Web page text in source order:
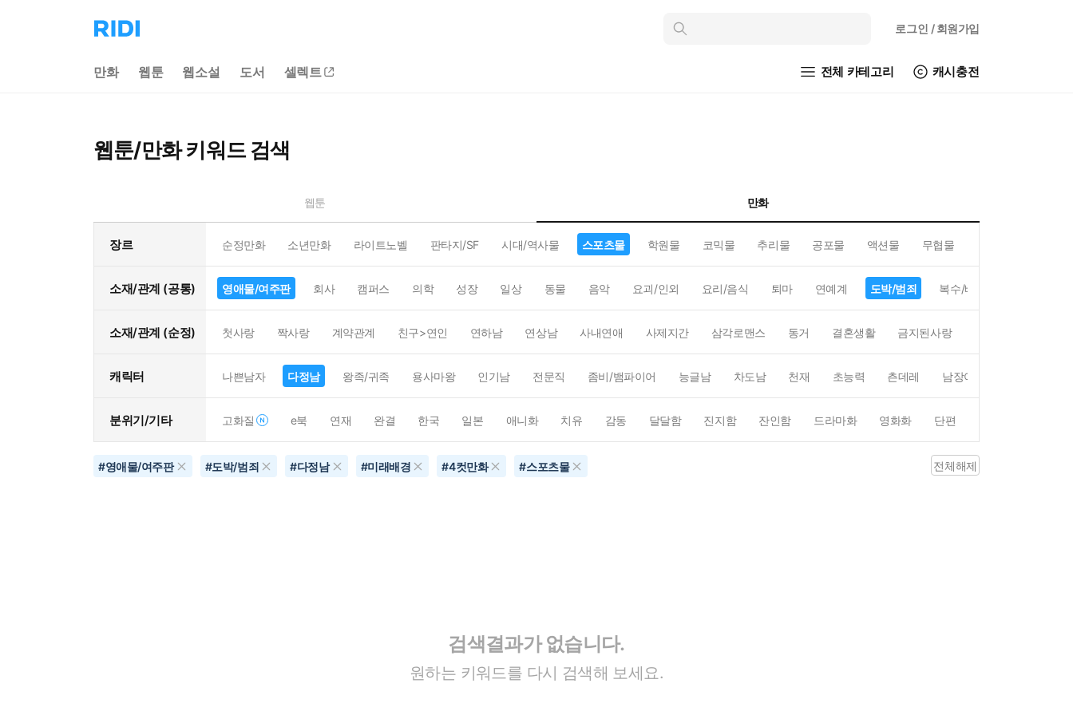
리
디
으
인
로그인 / 회원가입
만화 웹툰 웹소설 도서 셀렉트 전체 카테고리 캐시충전
웹툰/만화 키워드 검색
웹툰 만화
장르 순정만화 소년만화 라이트노벨 판타지/SF 시대/역사물 스포츠물 학원물 코믹물 추리물 공포물 액션물 무협물
소재/관계 (공통) 영애물/여주판 회사 캠퍼스 의학 성장 일상 동물 음악 요괴/인외 요리/음식 퇴마 연예계 도박/범죄 복수/배신
소재/관계 (순정) 첫사랑 짝사랑 계약관계 친구>연인 연하남 연상남 사내연애 사제지간 삼각로맨스 동거 결혼생활 금지된사랑
캐릭터 나쁜남자 다정남 왕족/귀족 용사마왕 인기남 전문직 좀비/뱀파이어 능글남 차도남 천재 초능력 츤데레 남장여자
분위기/기타 고화질 e북 연재 완결 한국 일본 애니화 치유 감동 달달함 진지함 잔인함 드라마화 영화화 단편
#영애물/여주판 #도박/범죄 #다정남 #미래배경 #4컷만화 #스포츠물 전체해제
검색결과가 없습니다.
원하는 키워드를 다시 검색해 보세요.